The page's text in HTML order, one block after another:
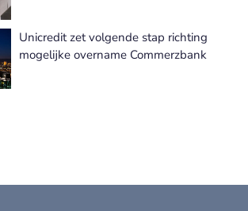
Unicredit zet volgende stap richting
mogelijke overname Commerzbank